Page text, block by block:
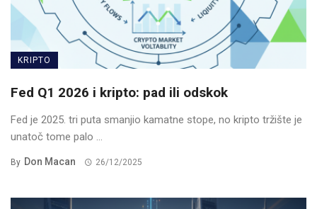
KRIPTO
Fed Q1 2026 i kripto: pad ili odskok
Fed je 2025. tri puta smanjio kamatne stope, no kripto tržište je
unatoč tome palo ...
By Don Macan 26/12/2025